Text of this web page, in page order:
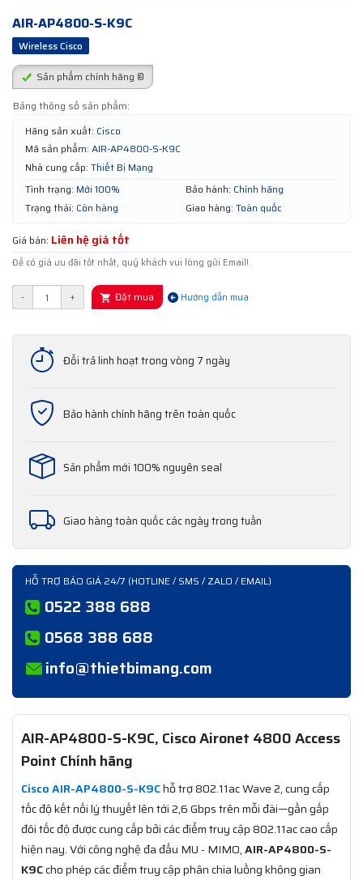
AIR-AP4800-S-K9C
Wireless Cisco
Sản phẩm chính hãng ®
Bảng thông số sản phẩm:
Hãng sản xuất: Cisco
Mã sản phẩm: AIR-AP4800-S-K9C
Nhà cung cấp: Thiết Bị Mạng
Tình trạng: Mới 100% Bảo hành: Chính hãng
Trạng thái: Còn hàng Giao hàng: Toàn quốc
Giá bán: Liên hệ giá tốt
Để có giá ưu đãi tốt nhất, quý khách vui lòng gửi Email!
- + Đặt mua Hướng dẫn mua
Đổi trả linh hoạt trong vòng 7 ngày
Bảo hành chính hãng trên toàn quốc
Sản phẩm mới 100% nguyên seal
Giao hàng toàn quốc các ngày trong tuần
HỖ TRỢ BÁO GIÁ 24/7 (HOTLINE / SMS / ZALO / EMAIL)
0522 388 688
0568 388 688
info@thietbimang.com
AIR-AP4800-S-K9C, Cisco Aironet 4800 Access
Point Chính hãng
Cisco AIR-AP4800-S-K9Chỗ trợ 802.11ac Wave 2, cung cấp
tốc độ kết nối lý thuyết lên tới 2,6 Gbps trên mỗi đài—gần gấp
đôi tốc độ được cung cấp bởi các điểm truy cập 802.11ac cao cấp
hiện nay. Với công nghệ đa đấu MU - MIMO,AIR-AP4800-S-
K9Ccho phép các điểm truy cập phân chia luồng không gian